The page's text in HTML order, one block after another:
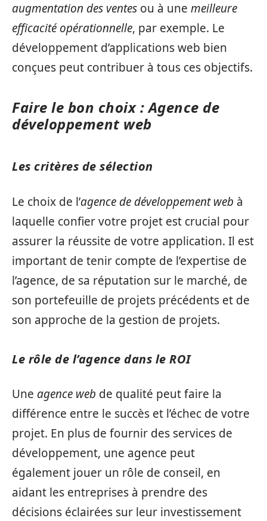
augmentation des ventes ou à une meilleure
efficacité opérationnelle, par exemple. Le
développement d’applications web bien
conçues peut contribuer à tous ces objectifs.
Faire le bon choix : Agence de
développement web
Les critères de sélection
Le choix de l’agence de développement web à
laquelle confier votre projet est crucial pour
assurer la réussite de votre application. Il est
important de tenir compte de l’expertise de
l’agence, de sa réputation sur le marché, de
son portefeuille de projets précédents et de
son approche de la gestion de projets.
Le rôle de l’agence dans le ROI
Une agence web de qualité peut faire la
différence entre le succès et l’échec de votre
projet. En plus de fournir des services de
développement, une agence peut
également jouer un rôle de conseil, en
aidant les entreprises à prendre des
décisions éclairées sur leur investissement